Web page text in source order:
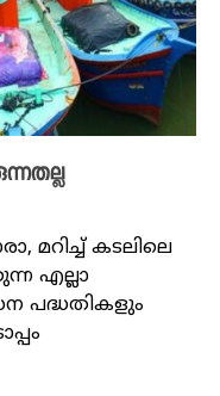
മറിച്ച് കടലിലെ
എല്ലാ
പദ്ധതികളും